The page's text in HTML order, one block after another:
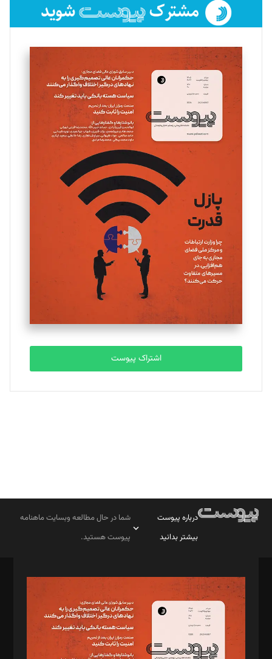
فائزه فتحی رستمی
تحریریه
سروش کرمیان
تحریریه
مینا پاکدل
یسنا امان‌پور
تحریریه
ملینا جعفری
تحریریه
مصطفی مسجدی آرانی
تحریریه
بابک نقاش
تحریریه
اشتراک پیوست
درباره پیوست
بیشتر بدانید
شما در حال مطالعه وبسایت ماهنامه
پیوست هستید.
مدیر مسئول: محمدباقر اثنی‌عشری
سردبیر: مهرک محمودی
دبیر تحریریه: میثم قاسمی
د‌بیر ناداستان: سمانه سمیع
د‌بیر خدمت و تجارت: ابوالفضل رجبی